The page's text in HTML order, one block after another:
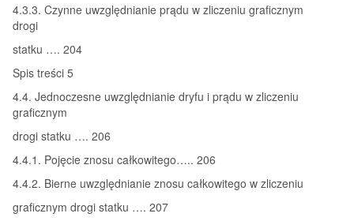
4.3.3. Czynne uwzględnianie prądu w zliczeniu graficznym
drogi
statku …. 204
Spis treści 5
4.4. Jednoczesne uwzględnianie dryfu i prądu w zliczeniu
graficznym
drogi statku …. 206
4.4.1. Pojęcie znosu całkowitego….. 206
4.4.2. Bierne uwzględnianie znosu całkowitego w zliczeniu
graficznym drogi statku …. 207